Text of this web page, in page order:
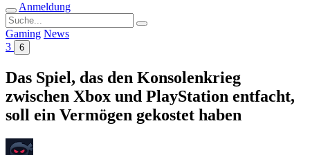
Anmeldung
Suche
nach:
Gaming News
3
6
Das Spiel, das den Konsolenkrieg
zwischen Xbox und PlayStation entfacht,
soll ein Vermögen gekostet haben